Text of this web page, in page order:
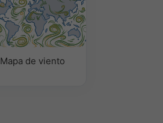
Mapa de viento